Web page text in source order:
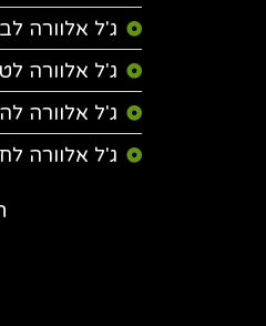
ג'ל אלוורה
ג'ל אלוורה
ג'ל אלוורה
ג'ל אלוורה